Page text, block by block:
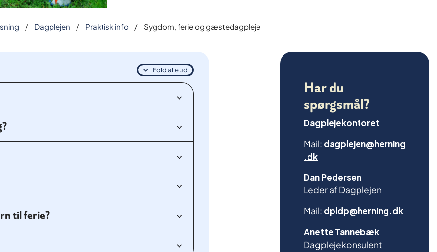
Dagplejen Praktisk info Sygdom, ferie og gæstedagpleje
Fold alle ud
til ferie?
Har du
spørgsmål?
Dagplejekontoret
Mail:dagplejen@herning
.dk
Dan Pedersen
Leder af Dagplejen
Mail:dpldp@herning.dk
Anette Tannebæk
Dagplejekonsulent